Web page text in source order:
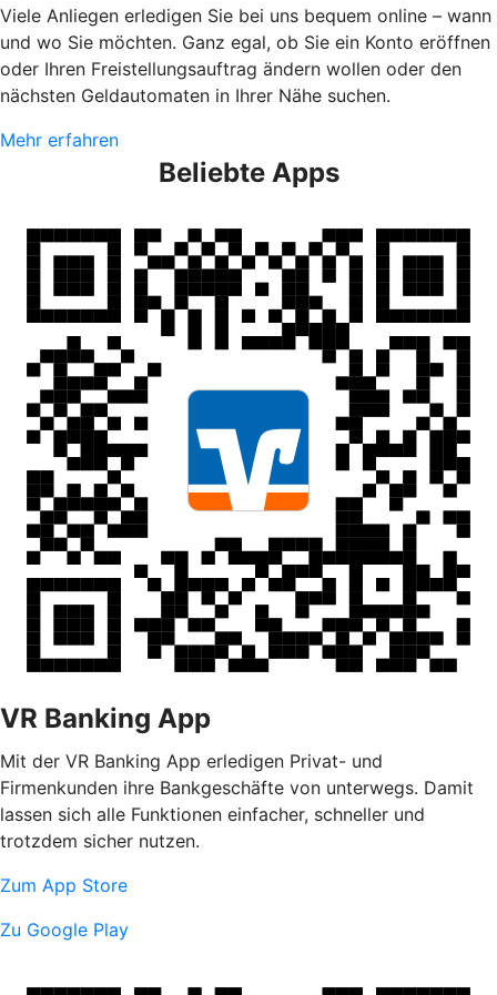
Viele Anliegen erledigen Sie bei uns bequem online – wann
und wo Sie möchten. Ganz egal, ob Sie ein Konto eröffnen
oder Ihren Freistellungsauftrag ändern wollen oder den
nächsten Geldautomaten in Ihrer Nähe suchen.
Mehr erfahren
Beliebte Apps
VR Banking App
Mit der VR Banking App erledigen Privat- und
Firmenkunden ihre Bankgeschäfte von unterwegs. Damit
lassen sich alle Funktionen einfacher, schneller und
trotzdem sicher nutzen.
Zum App Store
Zu Google Play